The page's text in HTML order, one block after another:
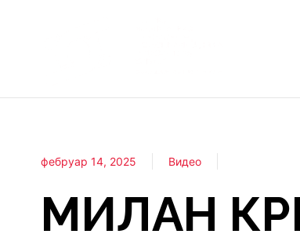
фебруар 14, 2025 Видео
МИЛАН